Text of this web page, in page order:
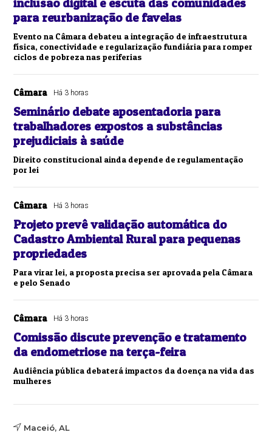
inclusão digital e escuta das comunidades
para reurbanização de favelas
Evento na Câmara debateu a integração de infraestrutura
física, conectividade e regularização fundiária para romper
ciclos de pobreza nas periferias
Câmara Há 3 horas
Seminário debate aposentadoria para
trabalhadores expostos a substâncias
prejudiciais à saúde
Direito constitucional ainda depende de regulamentação
por lei
Câmara Há 3 horas
Projeto prevê validação automática do
Cadastro Ambiental Rural para pequenas
propriedades
Para virar lei, a proposta precisa ser aprovada pela Câmara
e pelo Senado
Câmara Há 3 horas
Comissão discute prevenção e tratamento
da endometriose na terça-feira
Audiência pública debaterá impactos da doença na vida das
mulheres
Maceió, AL